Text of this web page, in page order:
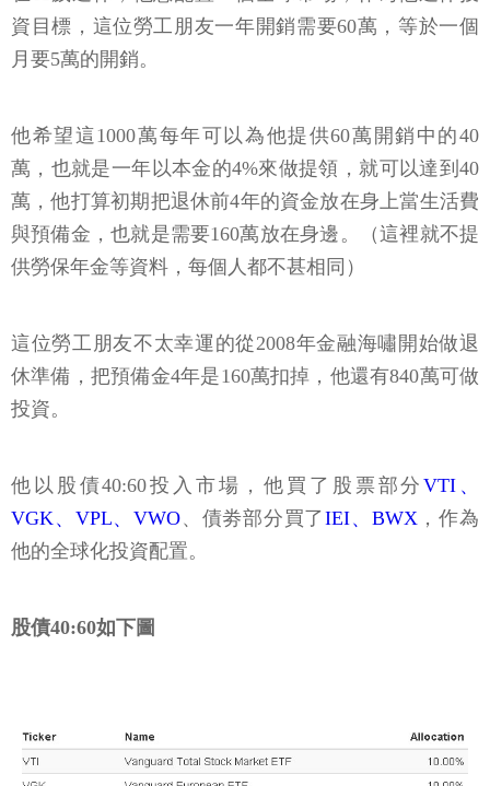
資目標，這位勞工朋友一年開銷需要60萬，等於一個
月要5萬的開銷。
他希望這1000萬每年可以為他提供60萬開銷中的40
萬，也就是一年以本金的4%來做提領，就可以達到40
萬，他打算初期把退休前4年的資金放在身上當生活費
與預備金，也就是需要160萬放在身邊。（這裡就不提
供勞保年金等資料，每個人都不甚相同）
這位勞工朋友不太幸運的從2008年金融海嘯開始做退
休準備，把預備金4年是160萬扣掉，他還有840萬可做
投資。
他以股債40:60投入市場，他買了股票部分VTI、
VGK、VPL、VWO、債劵部分買了IEI、BWX ，作為
他的全球化投資配置。
股債40:60如下圖